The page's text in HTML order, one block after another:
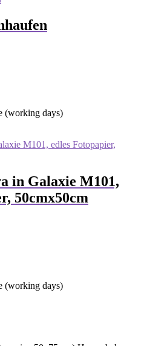
(working days)
in Galaxie M101,
50cmx50cm
(working days)